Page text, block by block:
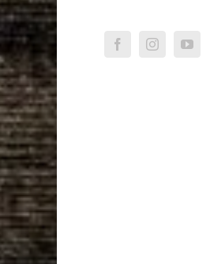
FacebookInstagram